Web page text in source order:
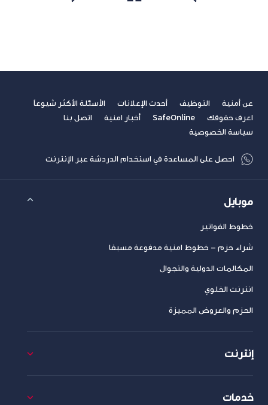
عن أمنية التوظيف أحدث الإعلانات
الأسئلة الأكثر شيوعاً
اعرف حقوقك
SafeOnline أخبار امنية
اتصل بنا
سياسة الخصوصية
احصل على المساعدة في استخدام الدردشة عبر الإنترنت
موبايل
خطوط الفواتير
شراء حزم – خطوط امنية مدفوعة مسبقا
المكالمات الدولية والتجوال
انترنت الخلوي
الحزم والعروض المميزة
إنترنت
خدمات